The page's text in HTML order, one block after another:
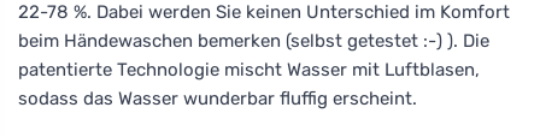
22-78 %. Dabei werden Sie keinen Unterschied im Komfort
beim Händewaschen bemerken (selbst getestet :-) ). Die
patentierte Technologie mischt Wasser mit Luftblasen,
sodass das Wasser wunderbar fluffig erscheint.